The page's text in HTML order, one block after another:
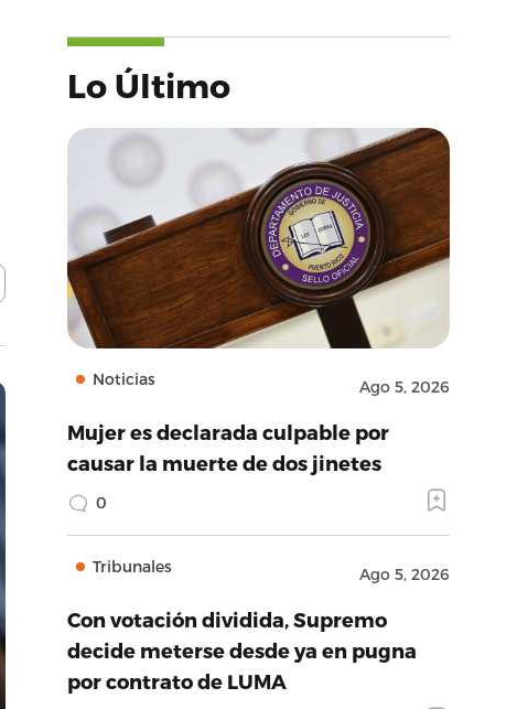
Lo Último
Noticias Ago 5, 2026
Mujer es declarada culpable por
causar la muerte de dos jinetes
0
Tribunales Ago 5, 2026
Con votación dividida, Supremo
decide meterse desde ya en pugna
por contrato de LUMA